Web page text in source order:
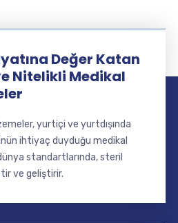
Değer Katan
Nitelikli Medikal
yurtiçi ve yurtdışında
ihtiyaç duyduğu medikal
standartlarında, steril
ve geliştirir.